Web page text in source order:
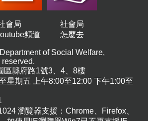
會局
頻道
社會局
怎麼去
of Social Welfare,
區縣府路1號3、4、8樓
星期五 上午8:00至12:00 下午1:00至
瀏覽器支援：Chrome、Firefox、